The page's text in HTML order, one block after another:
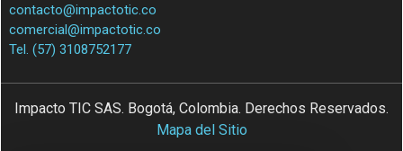
contacto@impactotic.co
comercial@impactotic.co
Tel. (57) 3108752177
Impacto TIC SAS. Bogotá, Colombia. Derechos Reservados.
Mapa del Sitio